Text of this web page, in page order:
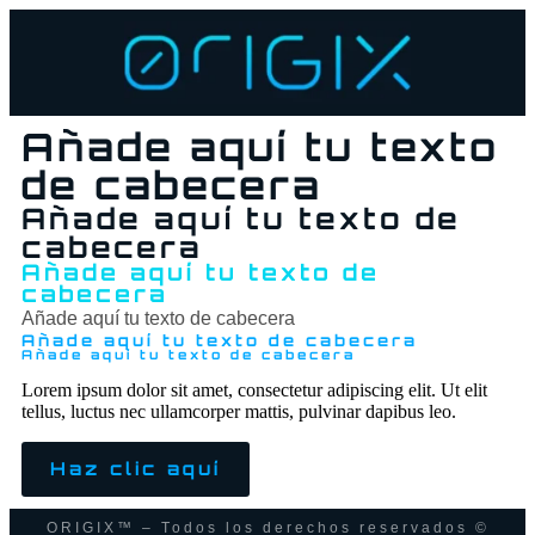
Añade aquí tu texto
de cabecera
Añade aquí tu texto de
cabecera
Añade aquí tu texto de
cabecera
Añade aquí tu texto de cabecera
Añade aquí tu texto de cabecera
Añade aquí tu texto de cabecera
Lorem ipsum dolor sit amet, consectetur adipiscing elit. Ut elit
tellus, luctus nec ullamcorper mattis, pulvinar dapibus leo.
Haz clic aquí
ORIGIX™ – Todos los derechos reservados ©